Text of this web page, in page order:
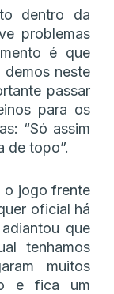
dentro da
problemas
é que
neste
passar
para os
“Só assim
de topo”.
o jogo frente
oficial há
que
tenhamos
muitos
e fica um